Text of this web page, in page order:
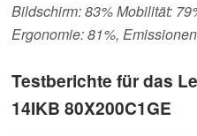
Bildschirm: 83% Mobilität:
Ergonomie: 81%,
Testberichte für das
14IKB 80X200C1GE